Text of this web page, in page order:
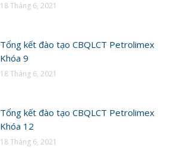
18 Tháng 6, 2021
Tổng kết đào tạo CBQLCT Petrolimex
Khóa 9
18 Tháng 6, 2021
Tổng kết đào tạo CBQLCT Petrolimex
Khóa 12
18 Tháng 6, 2021